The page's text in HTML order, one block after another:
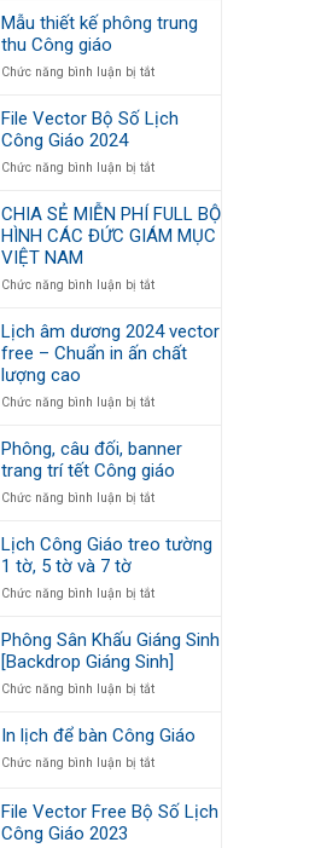
treo
tường
tờ,
tờ
và
tờ
Lịch
Giáo
Mừng
Năm
Mẫu thiết kế phông trung
thu Công giáo
Chức năng bình luận bị tắtở
thiết
kế
trung
Công
giáo
File Vector Bộ Số Lịch
Công Giáo 2024
Chức năng bình luận bị tắtở
Vector
Bộ
Số
Công
CHIA SẺ MIỄN PHÍ FULL BỘ
HÌNH CÁC ĐỨC GIÁM MỤC
VIỆT NAM
Chức năng bình luận bị tắtở
SẺ
MIỄN
PHÍ
BỘ
ĐỨC
GIÁM
MỤC
Lịch âm dương 2024 vector
free – Chuẩn in ấn chất
lượng cao
Chức năng bình luận bị tắtở
dương
2024
vector
Chuẩn
ấn
lượng
cao
Phông, câu đối, banner
trang trí tết Công giáo
Chức năng bình luận bị tắtở
đối,
trang
tết
Công
giáo
Lịch Công Giáo treo tường
1 tờ, 5 tờ và 7 tờ
Chức năng bình luận bị tắtở
Công
Giáo
treo
tường
tờ,
5
tờ
7
Phông Sân Khấu Giáng Sinh
[Backdrop Giáng Sinh]
Chức năng bình luận bị tắtở
Sân
Khấu
Giáng
[Backdrop
Giáng
In lịch để bàn Công Giáo
Chức năng bình luận bị tắtở
để
File Vector Free Bộ Số Lịch
Công Giáo 2023